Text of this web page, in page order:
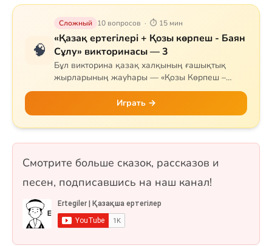
🧠
Сложный 10 вопросов · ⏱ 15 мин
«Қазақ ертегілері + Қозы көрпеш - Баян
Сұлу» викторинасы — 3
Бұл викторина қазақ халқының ғашықтық
жырларының жауһары — «Қозы Көрпеш –
Баян Сұлу» дастанына арналған. Сұрақтар
жырдың тарихын, негізгі кейіпкерлерін (Қозы,
Баян, Қодар, Қарабай, Сарыбай), оқиғаның
дамуын және тарихи мұрасын қамтиды.
таңдауды және рас/жалған форматтарында.
Играть →
Смотрите больше сказок, рассказов и
песен, подписавшись на наш канал!